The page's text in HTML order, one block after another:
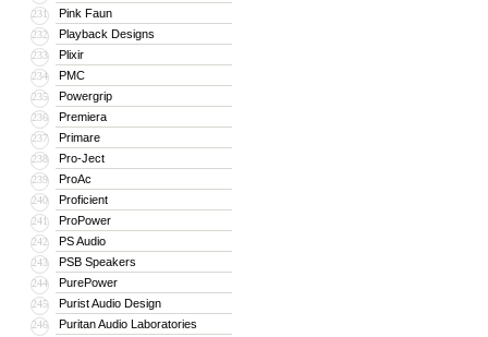
231 Pink Faun
232 Playback Designs
233 Plixir
234 PMC
235 Powergrip
236 Premiera
237 Primare
238 Pro-Ject
239 ProAc
240 Proficient
241 ProPower
242 PS Audio
243 PSB Speakers
244 PurePower
245 Purist Audio Design
246 Puritan Audio Laboratories